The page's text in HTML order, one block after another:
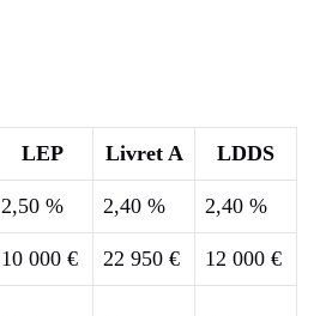
LEP Livret A LDDS
2,50 % 2,40 % 2,40 %
10 000 € 22 950 € 12 000 €